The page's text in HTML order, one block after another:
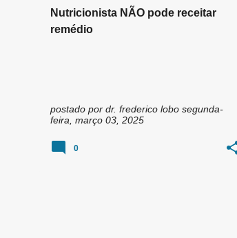
Nutricionista NÃO pode receitar
remédio
postado por dr. frederico lobo segunda-
feira, março 03, 2025
0